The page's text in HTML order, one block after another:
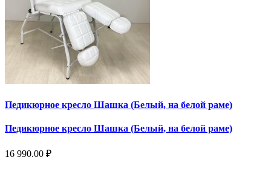
Педикюрное кресло Шашка (Белый, на белой раме)
Педикюрное кресло Шашка (Белый, на белой раме)
16 990.00 ₽